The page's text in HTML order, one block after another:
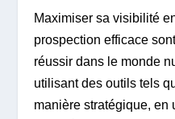
Maximiser sa visibilité
prospection efficace
réussir dans le monde
utilisant des outils tels
manière stratégique, en